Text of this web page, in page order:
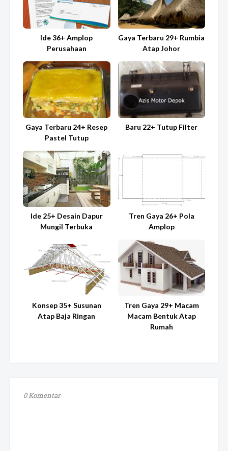
Ide 36+ Amplop
Perusahaan
Gaya Terbaru 29+ Rumbia
Atap Johor
Gaya Terbaru 24+ Resep
Pastel Tutup
Baru 22+ Tutup Filter
Ide 25+ Desain Dapur
Mungil Terbuka
Tren Gaya 26+ Pola
Amplop
Konsep 35+ Susunan
Atap Baja Ringan
Tren Gaya 29+ Macam
Macam Bentuk Atap
Rumah
0 Komentar